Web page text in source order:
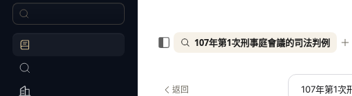
返回
107年第1次刑事庭會議的司法判例